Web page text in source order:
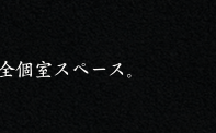
個室スペース。